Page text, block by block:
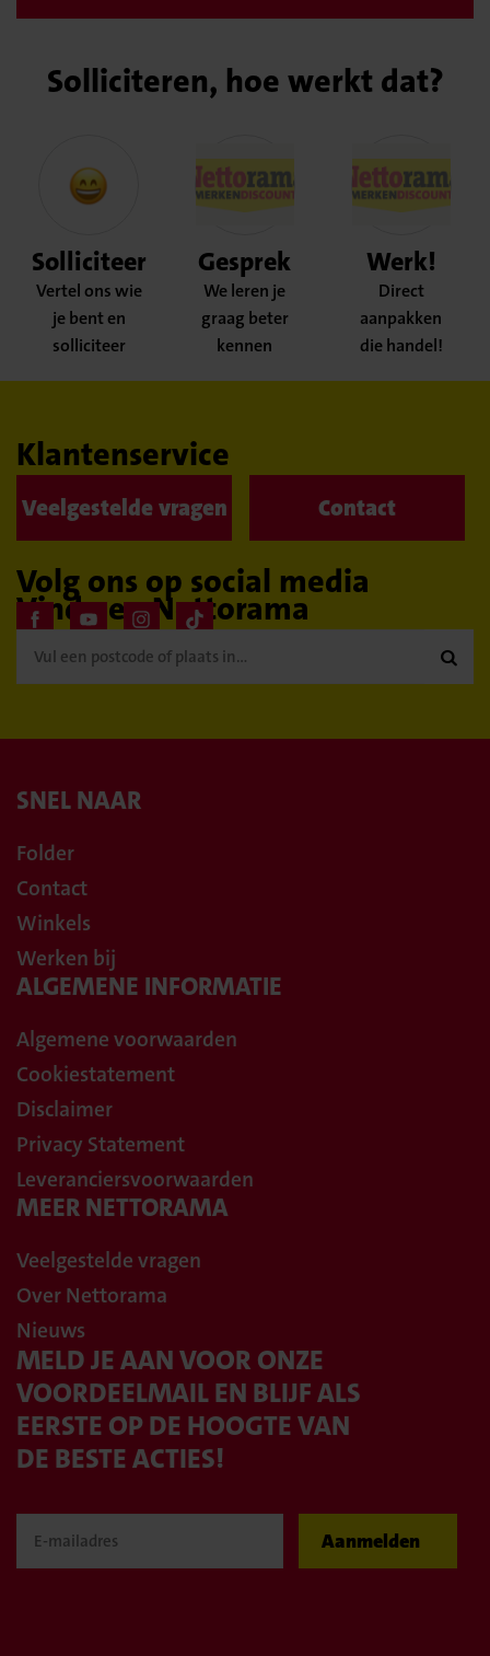
Solliciteren, hoe werkt dat?
Solliciteer
Vertel ons wie
je bent en
solliciteer
Gesprek
We leren je
graag beter
kennen
Werk!
Direct
aanpakken
die handel!
Klantenservice
Veelgestelde vragen Contact
Volg ons op social media
Vind een Nettorama

SNEL NAAR
Folder
Contact
Winkels
Werken bij
ALGEMENE INFORMATIE
Algemene voorwaarden
Cookiestatement
Disclaimer
Privacy Statement
Leveranciersvoorwaarden
MEER NETTORAMA
Veelgestelde vragen
Over Nettorama
Nieuws
MELD JE AAN VOOR ONZE
VOORDEELMAIL EN BLIJF ALS
EERSTE OP DE HOOGTE VAN
DE BESTE ACTIES!
Aanmelden